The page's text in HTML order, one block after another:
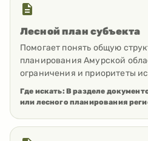
Лесной план субъекта
Помогает понять общую
планирования Амурской
ограничения и приоритеты
Где искать: В разделе
или лесного планирования